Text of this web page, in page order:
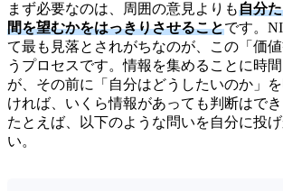
まず必要なのは、周囲の意見よりも自分
間を望むかをはっきりさせることです。
て最も見落とされがちなのが、この「価
うプロセスです。情報を集めることに時
が、その前に「自分はどうしたいのか」
ければ、いくら情報があっても判断はでき
たとえば、以下のような問いを自分に投
い。